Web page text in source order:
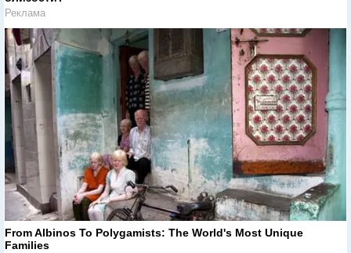
Реклама
From Albinos To Polygamists: The World's Most Unique
Families